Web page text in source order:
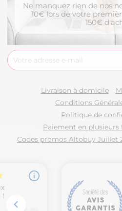
Ne manquez rien de nos
10€ lors de votre
150€
Livraison à domicile
Conditions
Politique de
Paiement en plusieurs
Codes promos Altobuy Juillet